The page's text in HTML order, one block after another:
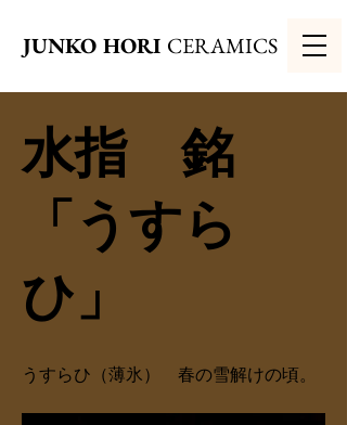
JUNKO HORI CERAMICS
水指 銘
「うすら
ひ」
うすらひ（薄氷） 春の雪解けの頃。